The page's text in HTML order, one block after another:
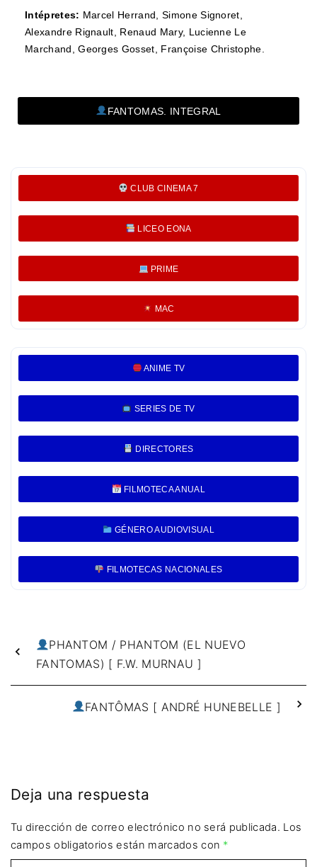
Intépretes: Marcel Herrand, Simone Signoret,
Alexandre Rignault, Renaud Mary, Lucienne Le
Marchand, Georges Gosset, Françoise Christophe.
FANTOMAS. INTEGRAL
CLUB CINEMA 7
LICEO EONA
PRIME
MAC
ANIME TV
SERIES DE TV
DIRECTORES
FILMOTECA ANUAL
GÉNERO AUDIOVISUAL
FILMOTECAS NACIONALES
PHANTOM / PHANTOM (EL NUEVO
FANTOMAS) [ F.W. MURNAU ]
FANTÔMAS [ ANDRÉ HUNEBELLE ]
Deja una respuesta
Tu dirección de correo electrónico no será publicada. Los
campos obligatorios están marcados con *